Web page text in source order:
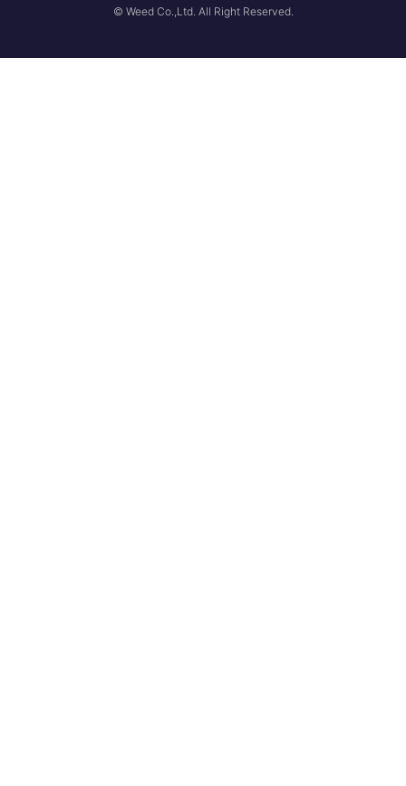
© Weed Co.,Ltd. All Right Reserved.